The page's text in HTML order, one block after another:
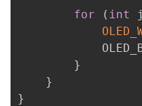
for ( int
}
}
}